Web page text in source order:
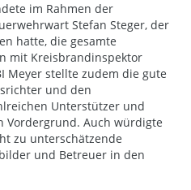
im Rahmen der
Stefan Steger, der
hatte, die gesamte
mit Kreisbrandinspektor
Meyer stellte zudem die gute
und den
Unterstützer und
Auch würdigte
zu unterschätzende
und Betreuer in den